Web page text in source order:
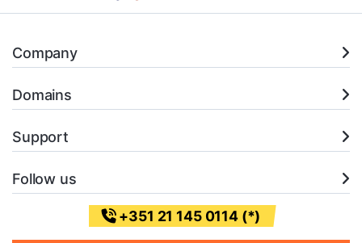
Company
Domains
Support
Follow us
+351 21 145 0114 (*)